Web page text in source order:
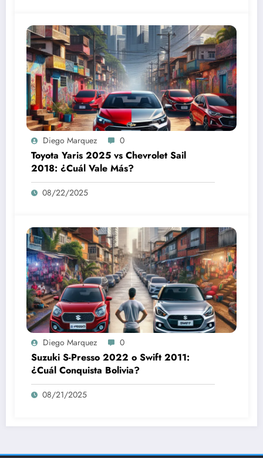
Diego Marquez 0
Toyota Yaris 2025 vs Chevrolet Sail
2018: ¿Cuál Vale Más?
08/22/2025
Diego Marquez 0
Suzuki S-Presso 2022 o Swift 2011:
¿Cuál Conquista Bolivia?
08/21/2025